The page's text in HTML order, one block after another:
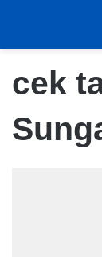
cek